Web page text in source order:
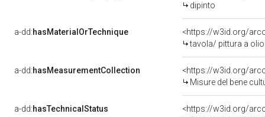
dipinto
a-dd:hasMaterialOrTechnique
<https://w3id.org/
tavola/ pittura a olio
a-dd:hasMeasurementCollection
<https://w3id.org/
Misure del bene
a-dd:hasTechnicalStatus
<https://w3id.org/